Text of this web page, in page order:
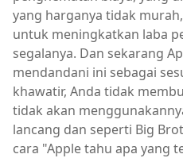
yang harganya tidak
untuk meningkatkan laba
segalanya. Dan sekarang
mendandani ini sebagai
khawatir, Anda tidak
tidak akan
lancang dan seperti Big
cara "Apple tahu apa yang